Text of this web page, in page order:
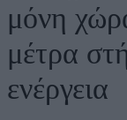
μόνη
μέτρα
ενέργεια